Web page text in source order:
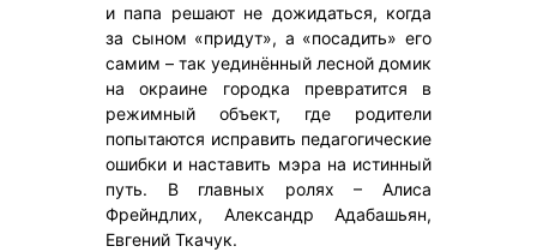
и папа решают не дожидаться, когда
за сыном «придут», а «посадить» его
самим – так уединённый лесной домик
на окраине городка превратится в
режимный объект, где родители
попытаются исправить педагогические
ошибки и наставить мэра на истинный
путь. В главных ролях – Алиса
Фрейндлих, Александр Адабашьян,
Евгений Ткачук.